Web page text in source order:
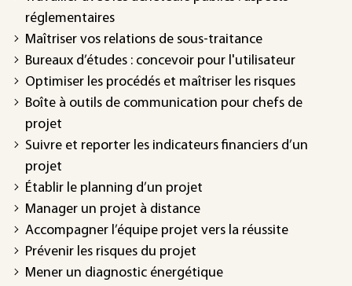
réglementaires
Maîtriser vos relations de sous-traitance
Bureaux d’études : concevoir pour l'utilisateur
Optimiser les procédés et maîtriser les risques
Boîte à outils de communication pour chefs de
projet
Suivre et reporter les indicateurs financiers d’un
projet
Établir le planning d’un projet
Manager un projet à distance
Accompagner l’équipe projet vers la réussite
Prévenir les risques du projet
Mener un diagnostic énergétique